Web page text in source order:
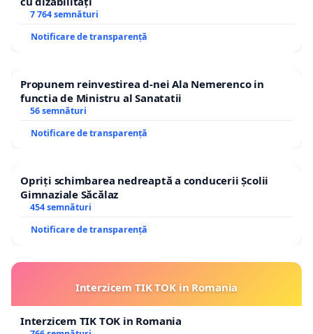
7 764 semnături
Notificare de transparență
Propunem reinvestirea d-nei Ala Nemerenco in
functia de Ministru al Sanatatii
56 semnături
Notificare de transparență
Opriți schimbarea nedreaptă a conducerii Școlii
Gimnaziale Săcălaz
454 semnături
Notificare de transparență
Interzicem TIK TOK in Romania
Interzicem TIK TOK in Romania